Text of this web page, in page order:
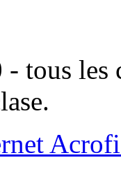
tous les